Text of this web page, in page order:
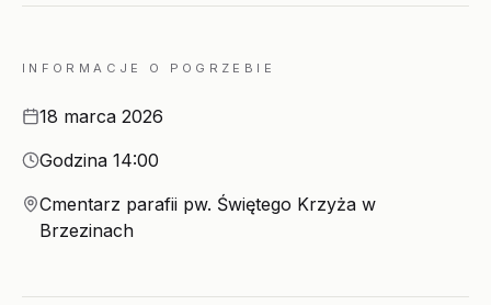
INFORMACJE O POGRZEBIE
Data18 marca 2026
Godzina
Godzina 14:00
Miejsce
Cmentarz parafii pw. Świętego Krzyża w
Brzezinach